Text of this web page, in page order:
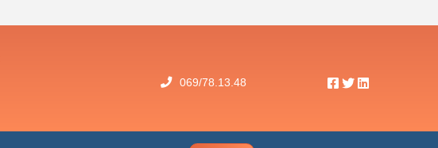
069/78.13.48 Facebook
TwitterLinkedin